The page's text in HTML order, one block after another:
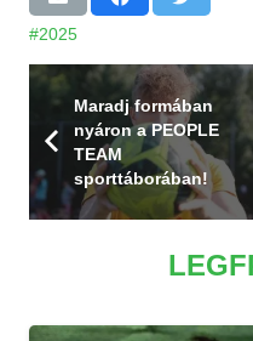
#2025
Maradj formában
nyáron a PEOPLE
TEAM
sporttáborában!